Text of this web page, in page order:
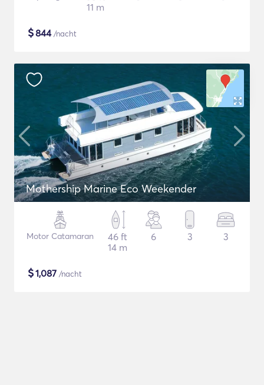
11 m
$844/nacht
Mothership Marine Eco Weekender
Motor Catamaran
46 ft
14 m
6 3 3
$1,087 /nacht